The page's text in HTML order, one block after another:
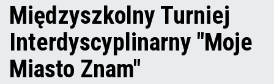
Międzyszkolny Turniej
Interdyscyplinarny "Moje
Miasto Znam"